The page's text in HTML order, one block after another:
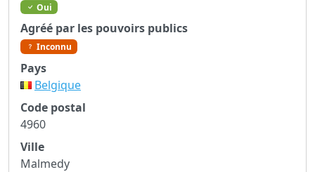
Oui
Agréé par les pouvoirs publics
Inconnu
Pays
Belgique
Code postal
4960
Ville
Malmedy